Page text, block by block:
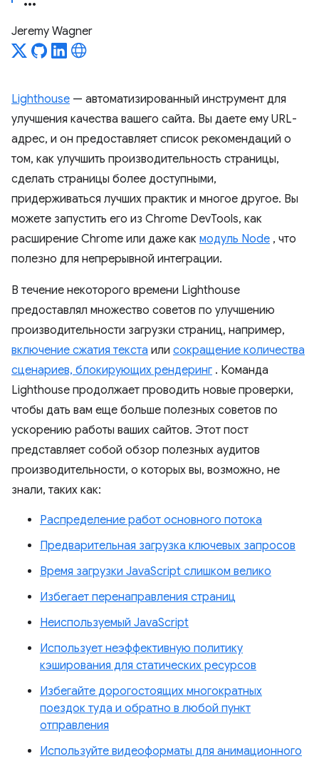
Jeremy Wagner
Lighthouse — автоматизированный инструмент для
улучшения качества вашего сайта. Вы даете ему URL-
адрес, и он предоставляет список рекомендаций о
том, как улучшить производительность страницы,
сделать страницы более доступными,
придерживаться лучших практик и многое другое. Вы
можете запустить его из Chrome DevTools, как
расширение Chrome или даже как модуль Node , что
полезно для непрерывной интеграции.
В течение некоторого времени Lighthouse
предоставлял множество советов по улучшению
производительности загрузки страниц, например,
включение сжатия текста или сокращение количества
сценариев, блокирующих рендеринг . Команда
Lighthouse продолжает проводить новые проверки,
чтобы дать вам еще больше полезных советов по
ускорению работы ваших сайтов. Этот пост
представляет собой обзор полезных аудитов
производительности, о которых вы, возможно, не
знали, таких как:
Распределение работ основного потока
Предварительная загрузка ключевых запросов
Время загрузки JavaScript слишком велико
Избегает перенаправления страниц
Неиспользуемый JavaScript
Использует неэффективную политику
кэширования для статических ресурсов
Избегайте дорогостоящих многократных
поездок туда и обратно в любой пункт
отправления
Используйте видеоформаты для анимационного